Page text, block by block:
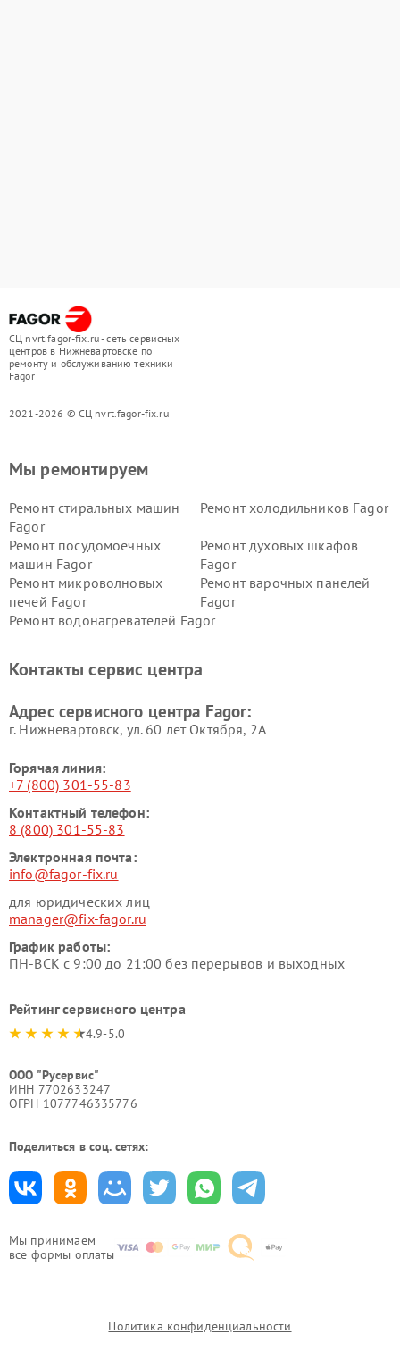
СЦ nvrt.fagor-fix.ru - сеть сервисных
центров в Нижневартовске по
ремонту и обслуживанию техники
Fagor
2021-2026 © СЦ nvrt.fagor-fix.ru
Мы принимаем
все формы оплаты
Мы ремонтируем
Ремонт стиральных машин
Fagor
Ремонт холодильников Fagor
Ремонт посудомоечных
машин Fagor
Ремонт духовых шкафов
Fagor
Ремонт микроволновых
печей Fagor
Ремонт варочных панелей
Fagor
Ремонт водонагревателей Fagor
Контакты сервис центра
Адрес сервисного центра Fagor:
г. Нижневартовск, ул. 60 лет Октября, 2А
Горячая линия:
+7 (800) 301-55-83
Контактный телефон:
8 (800) 301-55-83
Электронная почта:
info@fagor-fix.ru
для юридических лиц
manager@fix-fagor.ru
График работы:
ПН-ВСК с 9:00 до 21:00 без перерывов и выходных
Рейтинг сервисного центра
4.9-5.0
ООО "Русервис"
ИНН 7702633247
ОГРН 1077746335776
Поделиться в соц. сетях:
Политика конфиденциальности